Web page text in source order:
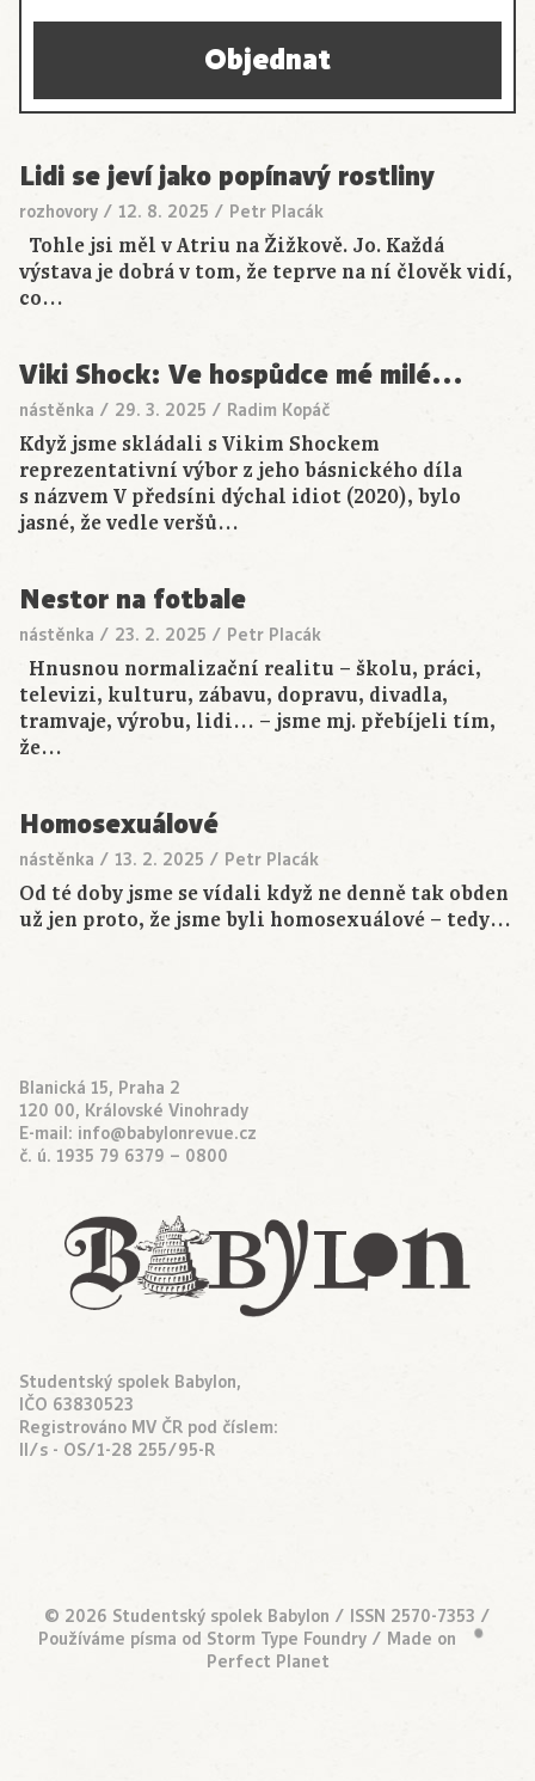
Objednat
Lidi se jeví jako popínavý rostliny
rozhovory / 12. 8. 2025 / Petr Placák
Tohle jsi měl v Atriu na Žižkově. Jo. Každá
výstava je dobrá v tom, že teprve na ní člověk vidí,
co…
Viki Shock: Ve hospůdce mé milé…
nástěnka / 29. 3. 2025 / Radim Kopáč
Když jsme skládali s Vikim Shockem
reprezentativní výbor z jeho básnického díla
s názvem V předsíni dýchal idiot (2020), bylo
jasné, že vedle veršů…
Nestor na fotbale
nástěnka / 23. 2. 2025 / Petr Placák
Hnusnou normalizační realitu – školu, práci,
televizi, kulturu, zábavu, dopravu, divadla,
tramvaje, výrobu, lidi… – jsme mj. přebíjeli tím,
že…
Homosexuálové
nástěnka / 13. 2. 2025 / Petr Placák
Od té doby jsme se vídali když ne denně tak obden
už jen proto, že jsme byli homosexuálové – tedy…
Blanická 15, Praha 2
120 00, Královské Vinohrady
E-mail: info@babylonrevue.cz
č. ú. 1935 79 6379 – 0800
Studentský spolek Babylon,
IČO 63830523
Registrováno MV ČR pod číslem:
II/s - OS/1-28 255/95-R
© 2026 Studentský spolek Babylon / ISSN 2570-7353 /
Používáme písma od Storm Type Foundry / Made on •
Perfect Planet